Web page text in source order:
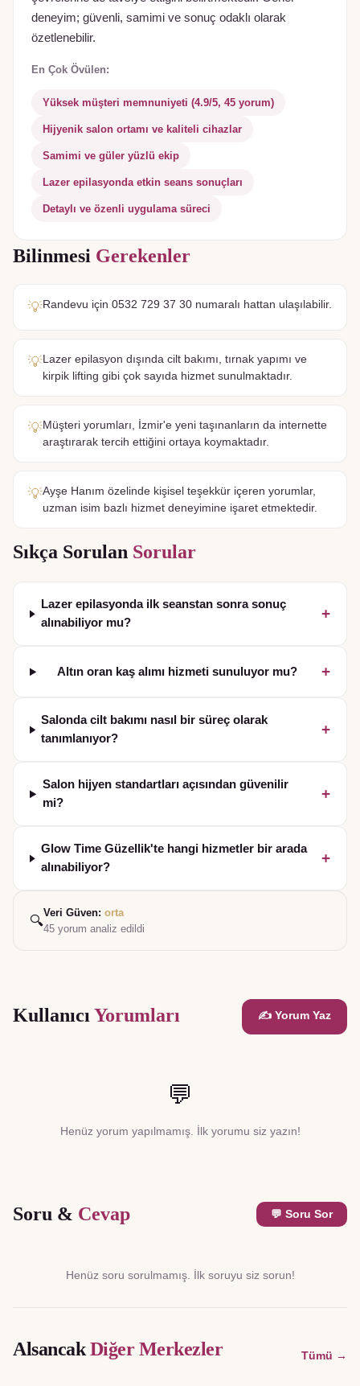
deneyim; güvenli, samimi ve sonuç odaklı olarak
özetlenebilir.
En Çok Övülen:
Yüksek müşteri memnuniyeti (4.9/5, 45 yorum)
Hijyenik salon ortamı ve kaliteli cihazlar
Samimi ve güler yüzlü ekip
Lazer epilasyonda etkin seans sonuçları
Detaylı ve özenli uygulama süreci
Bilinmesi Gerekenler
💡Randevu için 0532 729 37 30 numaralı hattan ulaşılabilir.
💡Lazer epilasyon dışında cilt bakımı, tırnak yapımı ve
kirpik lifting gibi çok sayıda hizmet sunulmaktadır.
💡Müşteri yorumları, İzmir'e yeni taşınanların da internette
araştırarak tercih ettiğini ortaya koymaktadır.
💡Ayşe Hanım özelinde kişisel teşekkür içeren yorumlar,
uzman isim bazlı hizmet deneyimine işaret etmektedir.
Sıkça Sorulan Sorular
Lazer epilasyonda ilk seanstan sonra sonuç
alınabiliyor mu?
+
Altın oran kaş alımı hizmeti sunuluyor mu? +
Salonda cilt bakımı nasıl bir süreç olarak
tanımlanıyor?
+
Salon hijyen standartları açısından güvenilir
mi?
+
Glow Time Güzellik'te hangi hizmetler bir arada
alınabiliyor?
+
🔍Veri Güven: orta
45 yorum analiz edildi
KullanıcıYorumları ✍️ Yorum Yaz
💬
Henüz yorum yapılmamış. İlk yorumu siz yazın!
Soru & Cevap 💬 Soru Sor
Henüz soru sorulmamış. İlk soruyu siz sorun!
Alsancak Diğer Merkezler Tümü →